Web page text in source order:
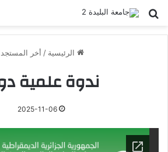
بحث عن
الرئيسية / أخر
ندوة علمية
2025-11-06